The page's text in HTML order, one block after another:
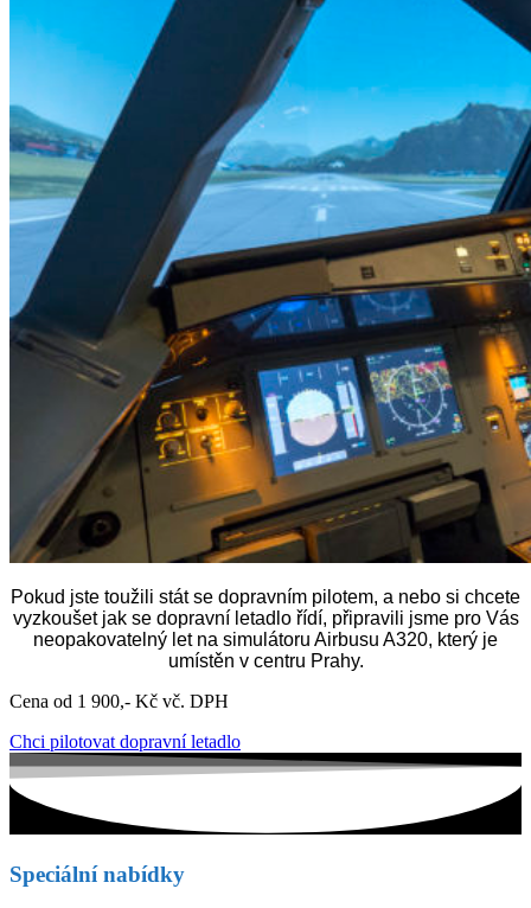
Pokud jste toužili stát se dopravním pilotem, a nebo si chcete
vyzkoušet jak se dopravní letadlo řídí, připravili jsme pro Vás
neopakovatelný let na simulátoru Airbusu A320, který je
umístěn v centru Prahy.
Cena od 1 900,- Kč vč. DPH
Chci pilotovat dopravní letadlo
Speciální nabídky